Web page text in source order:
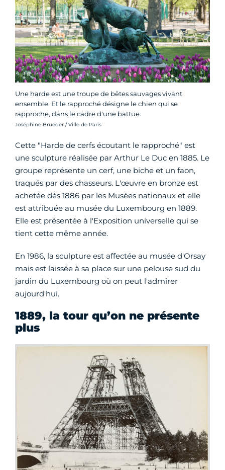
Une harde est une troupe de bêtes sauvages vivant
ensemble. Et le rapproché désigne le chien qui se
rapproche, dans le cadre d'une battue.
Crédit photo :
Joséphine Brueder / Ville de Paris
Cette "Harde de cerfs écoutant le rapproché" est
une sculpture réalisée par Arthur Le Duc en 1885. Le
groupe représente un cerf, une biche et un faon,
traqués par des chasseurs. L'œuvre en bronze est
achetée dès 1886 par les Musées nationaux et elle
est attribuée au musée du Luxembourg en 1889.
Elle est présentée à l'Exposition universelle qui se
tient cette même année.
En 1986, la sculpture est affectée au musée d'Orsay
mais est laissée à sa place sur une pelouse sud du
jardin du Luxembourg où on peut l'admirer
aujourd'hui.
1889, la tour qu’on ne présente
plus